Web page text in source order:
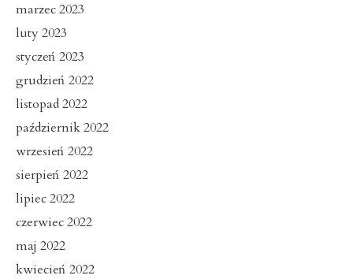
marzec 2023
luty 2023
styczeń 2023
grudzień 2022
listopad 2022
październik 2022
wrzesień 2022
sierpień 2022
lipiec 2022
czerwiec 2022
maj 2022
kwiecień 2022